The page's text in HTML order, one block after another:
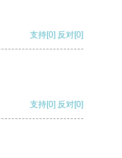
支持[0] 反对[0]
支持[0] 反对[0]